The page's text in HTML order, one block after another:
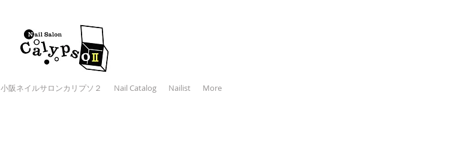
小阪ネイルサロンカリプソ２ Nail Catalog Nailist More